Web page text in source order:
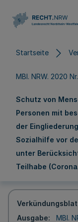
Startseite
MBl. NRW. 2020
Schutz von
Personen mit
der
Sozialhilfe vor
unter
Teilhabe
Ausgabe
MBl.